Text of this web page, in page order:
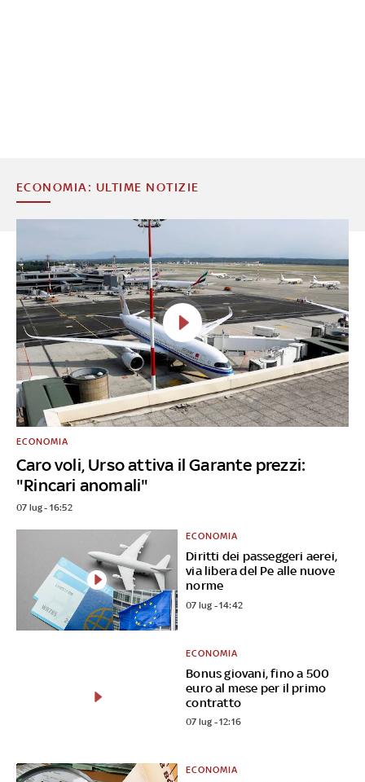
ECONOMIA: ULTIME NOTIZIE
Caro voli, Urso attiva il Garante prezzi:
"Rincari anomali"
ECONOMIA
07 lug - 16:52
Diritti dei passeggeri aerei,
via libera del Pe alle nuove
norme
ECONOMIA
07 lug - 14:42
Bonus giovani, fino a 500
euro al mese per il primo
contratto
ECONOMIA
07 lug - 12:16
ECONOMIA